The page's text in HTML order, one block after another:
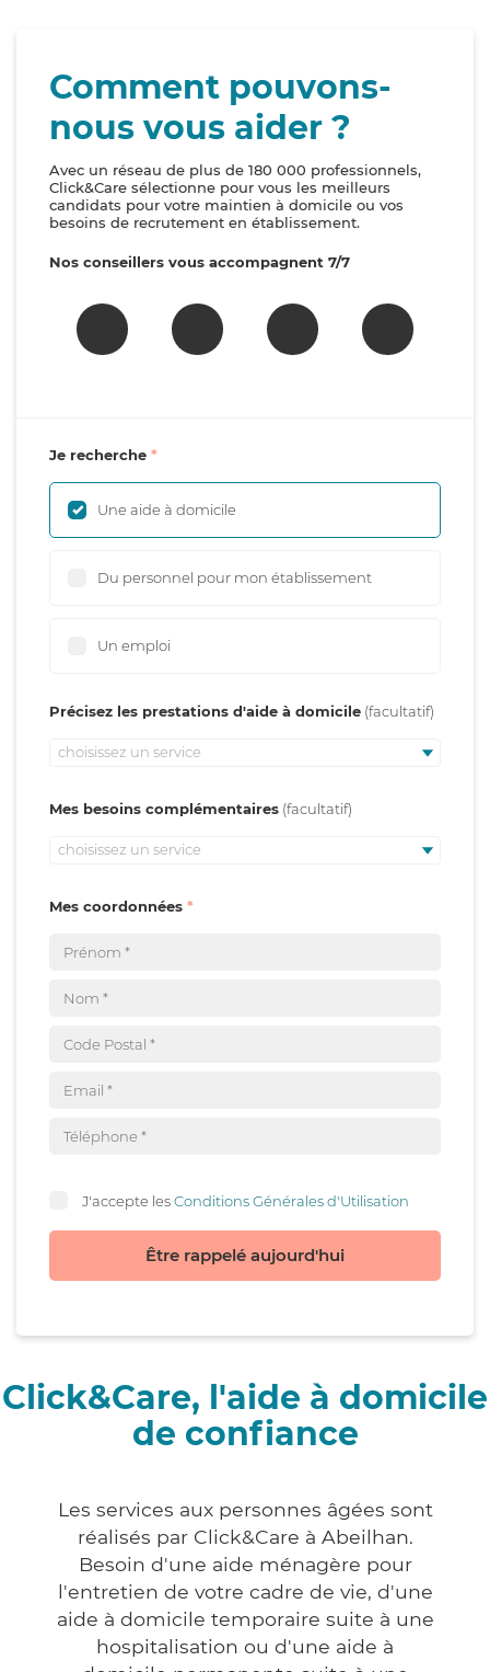
Comment pouvons-
nous vous aider ?
Avec un réseau de plus de 180 000 professionnels,
Click&Care sélectionne pour vous les meilleurs
candidats pour votre maintien à domicile ou vos
besoins de recrutement en établissement.
Nos conseillers vous accompagnent 7/7
Je recherche
Une aide à domicile
Du personnel pour mon établissement
Un emploi
Précisez les prestations d'aide à domicile
choisissez un service
Mes besoins complémentaires
choisissez un service
Mes coordonnées
J'accepte lesConditions Générales d'Utilisation
Être rappelé aujourd'hui
Click&Care, l'aide à domicile
de confiance
Les services aux personnes âgées sont
réalisés par Click&Care à Abeilhan.
Besoin d'une aide ménagère pour
l'entretien de votre cadre de vie, d'une
aide à domicile temporaire suite à une
hospitalisation ou d'une aide à